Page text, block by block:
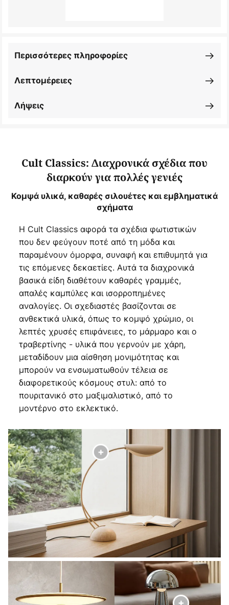
Λεπτομέρειες
Περισσότερες πληροφορίες
Λήψεις
Cult Classics: Διαχρονικά σχέδια που
διαρκούν για πολλές γενιές
Κομψά υλικά, καθαρές σιλουέτες και εμβληματικά
σχήματα
Η Cult Classics αφορά τα σχέδια φωτιστικών
που δεν φεύγουν ποτέ από τη μόδα και
παραμένουν όμορφα, συναφή και επιθυμητά για
τις επόμενες δεκαετίες. Αυτά τα διαχρονικά
βασικά είδη διαθέτουν καθαρές γραμμές,
απαλές καμπύλες και ισορροπημένες
αναλογίες. Οι σχεδιαστές βασίζονται σε
ανθεκτικά υλικά, όπως το κομψό χρώμιο, οι
λεπτές χρυσές επιφάνειες, το μάρμαρο και ο
τραβερτίνης - υλικά που γερνούν με χάρη,
μεταδίδουν μια αίσθηση μονιμότητας και
μπορούν να ενσωματωθούν τέλεια σε
διαφορετικούς κόσμους στυλ: από το
πουριτανικό στο μαξιμαλιστικό, από το
μοντέρνο στο εκλεκτικό.